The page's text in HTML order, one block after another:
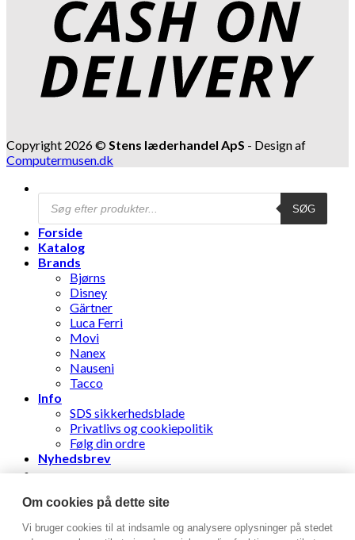
Copyright 2026 © Stens læderhandel ApS - Design af
Computermusen.dk
Products
search
SØG
Forside
Katalog
Brands
Bjørns
Disney
Gärtner
Luca Ferri
Movi
Nanex
Nauseni
Tacco
Info
SDS sikkerhedsblade
Privatlivs og cookiepolitik
Følg din ordre
Nyhedsbrev
Log ind
Om cookies på dette site
Vi bruger cookies til at indsamle og analysere oplysninger på stedet